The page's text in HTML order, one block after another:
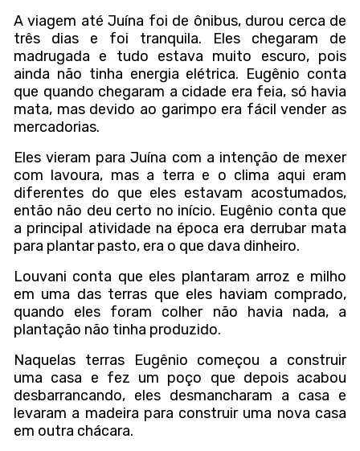
A viagem até Juína foi de ônibus, durou cerca de
três dias e foi tranquila. Eles chegaram de
madrugada e tudo estava muito escuro, pois
ainda não tinha energia elétrica. Eugênio conta
que quando chegaram a cidade era feia, só havia
mata, mas devido ao garimpo era fácil vender as
mercadorias.
Eles vieram para Juína com a intenção de mexer
com lavoura, mas a terra e o clima aqui eram
diferentes do que eles estavam acostumados,
então não deu certo no início. Eugênio conta que
a principal atividade na época era derrubar mata
para plantar pasto, era o que dava dinheiro.
Louvani conta que eles plantaram arroz e milho
em uma das terras que eles haviam comprado,
quando eles foram colher não havia nada, a
plantação não tinha produzido.
Naquelas terras Eugênio começou a construir
uma casa e fez um poço que depois acabou
desbarrancando, eles desmancharam a casa e
levaram a madeira para construir uma nova casa
em outra chácara.